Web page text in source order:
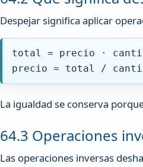
Despejar significa aplicar
total = precio ·
precio = total /
La igualdad se conserva
64.3 Operaciones
Las operaciones inversas